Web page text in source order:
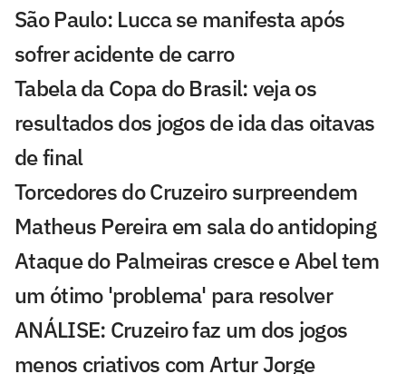
São Paulo: Lucca se manifesta após
sofrer acidente de carro
Tabela da Copa do Brasil: veja os
resultados dos jogos de ida das oitavas
de final
Torcedores do Cruzeiro surpreendem
Matheus Pereira em sala do antidoping
Ataque do Palmeiras cresce e Abel tem
um ótimo 'problema' para resolver
ANÁLISE: Cruzeiro faz um dos jogos
menos criativos com Artur Jorge